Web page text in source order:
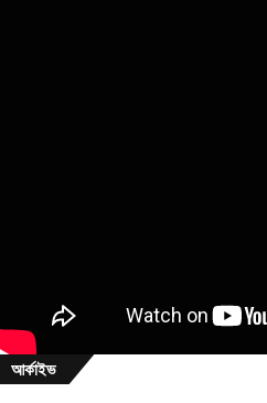
আর্কাইভ